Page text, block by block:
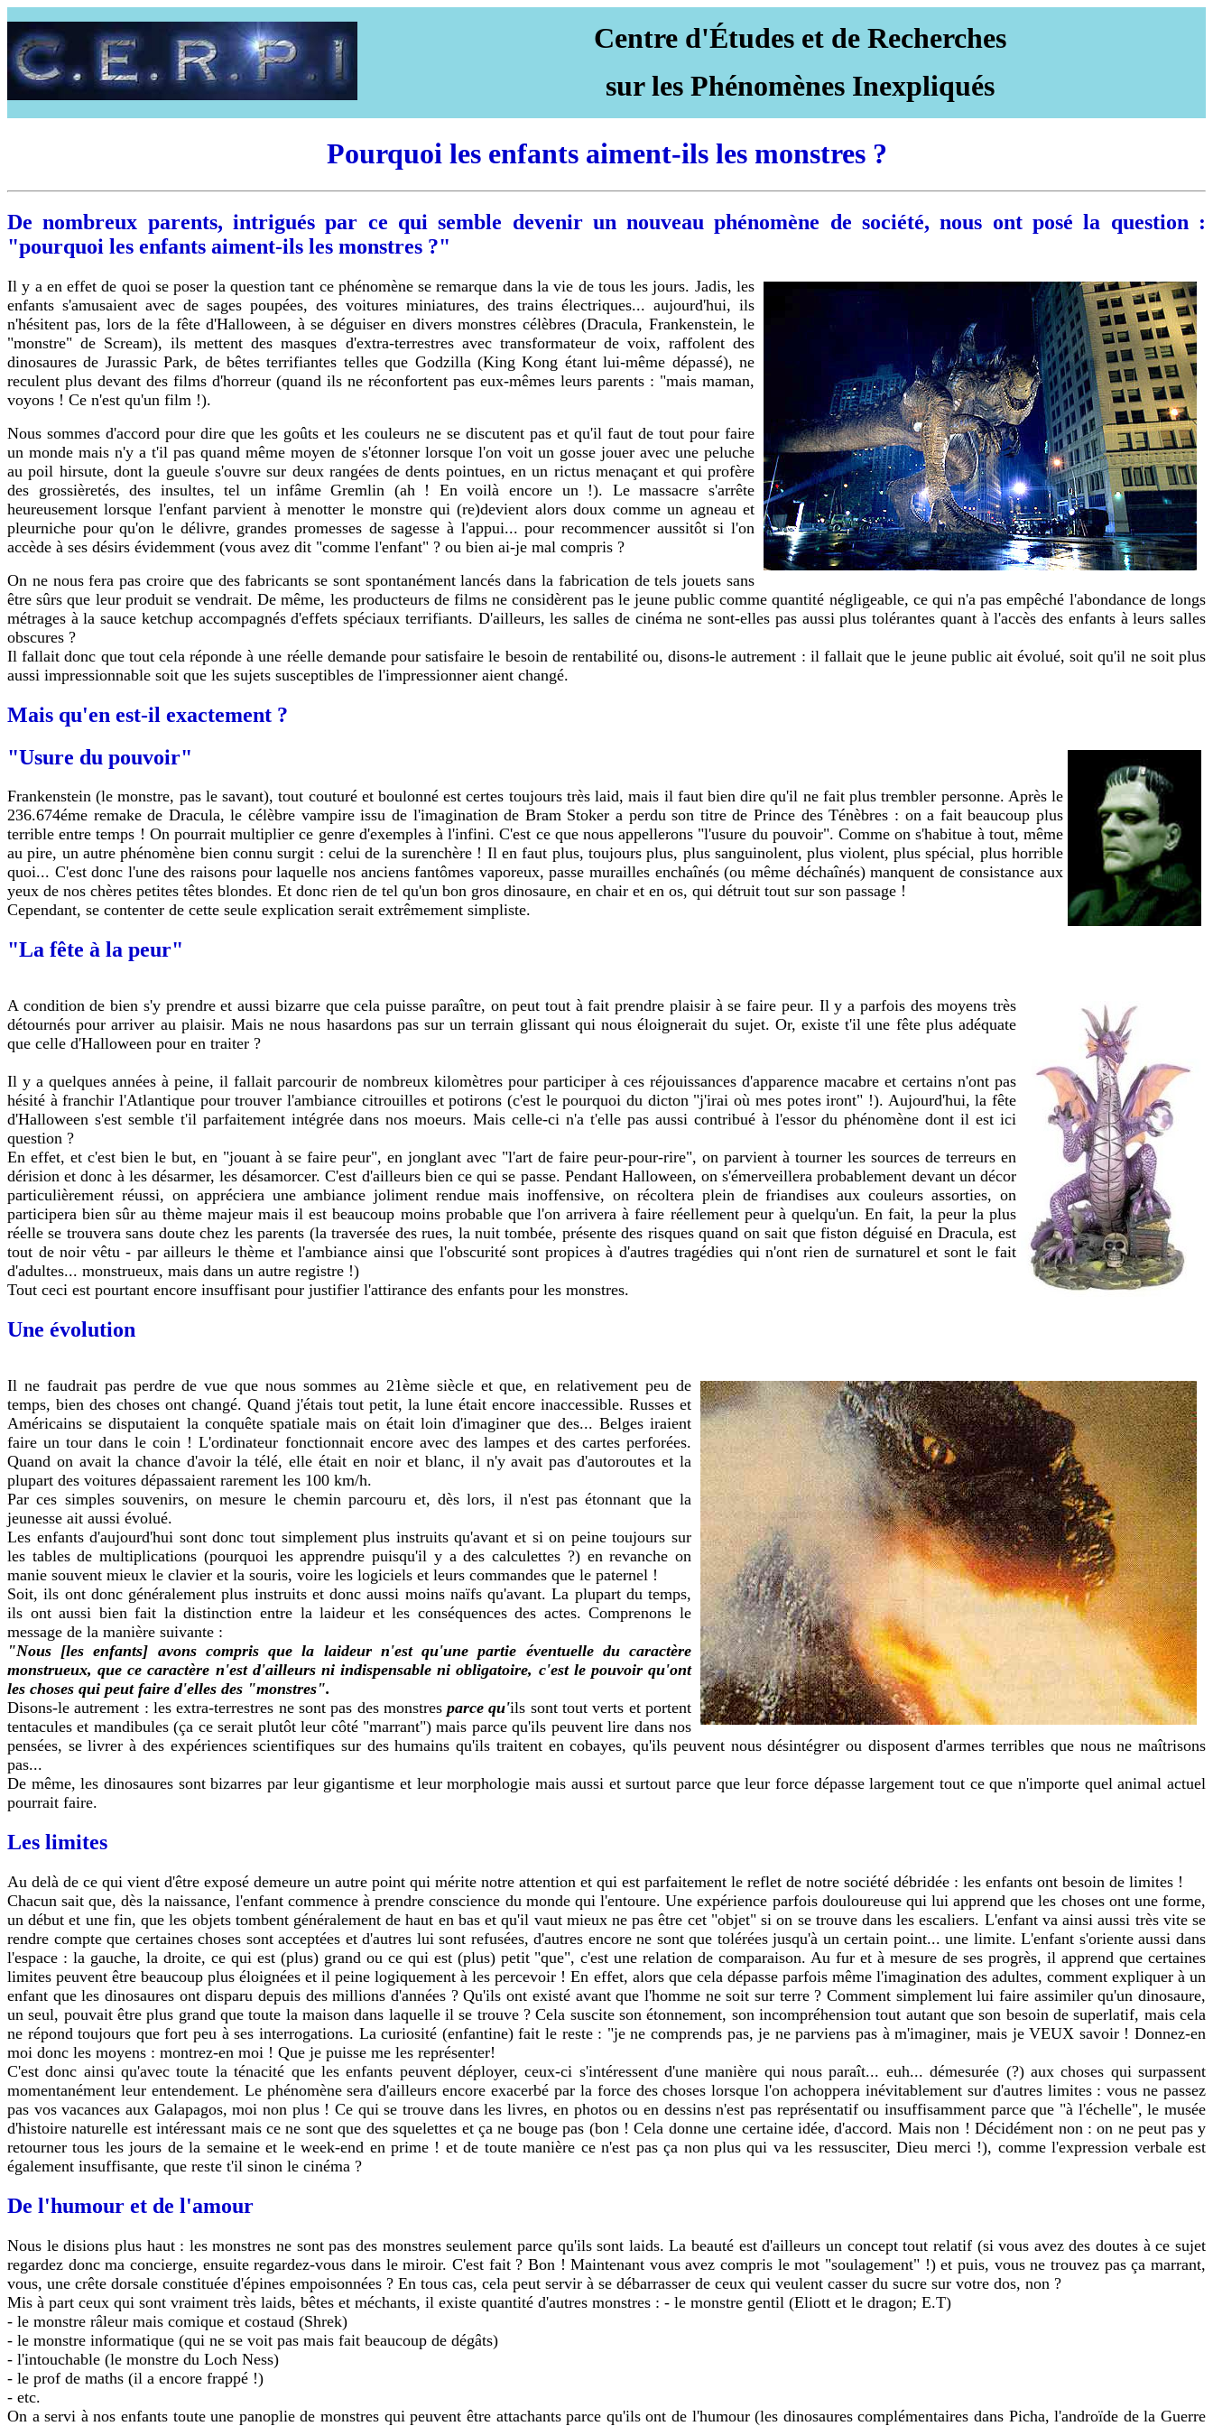
Centre d'Études et de Recherches
sur les Phénomènes Inexpliqués
Pourquoi les enfants aiment-ils les monstres ?
De nombreux parents, intrigués par ce qui semble devenir un nouveau phénomène de société, nous ont posé la question :
"pourquoi les enfants aiment-ils les monstres ?"
Il y a en effet de quoi se poser la question tant ce phénomène se remarque dans la vie de tous les jours. Jadis, les
enfants s'amusaient avec de sages poupées, des voitures miniatures, des trains électriques... aujourd'hui, ils
n'hésitent pas, lors de la fête d'Halloween, à se déguiser en divers monstres célèbres (Dracula, Frankenstein, le
"monstre" de Scream), ils mettent des masques d'extra-terrestres avec transformateur de voix, raffolent des
dinosaures de Jurassic Park, de bêtes terrifiantes telles que Godzilla (King Kong étant lui-même dépassé), ne
reculent plus devant des films d'horreur (quand ils ne réconfortent pas eux-mêmes leurs parents : "mais maman,
voyons ! Ce n'est qu'un film !).
Nous sommes d'accord pour dire que les goûts et les couleurs ne se discutent pas et qu'il faut de tout pour faire
un monde mais n'y a t'il pas quand même moyen de s'étonner lorsque l'on voit un gosse jouer avec une peluche
au poil hirsute, dont la gueule s'ouvre sur deux rangées de dents pointues, en un rictus menaçant et qui profère
des grossièretés, des insultes, tel un infâme Gremlin (ah ! En voilà encore un !). Le massacre s'arrête
heureusement lorsque l'enfant parvient à menotter le monstre qui (re)devient alors doux comme un agneau et
pleurniche pour qu'on le délivre, grandes promesses de sagesse à l'appui... pour recommencer aussitôt si l'on
accède à ses désirs évidemment (vous avez dit "comme l'enfant" ? ou bien ai-je mal compris ?
On ne nous fera pas croire que des fabricants se sont spontanément lancés dans la fabrication de tels jouets sans
être sûrs que leur produit se vendrait. De même, les producteurs de films ne considèrent pas le jeune public comme quantité négligeable, ce qui n'a pas empêché l'abondance de longs
métrages à la sauce ketchup accompagnés d'effets spéciaux terrifiants. D'ailleurs, les salles de cinéma ne sont-elles pas aussi plus tolérantes quant à l'accès des enfants à leurs salles
obscures ?
Il fallait donc que tout cela réponde à une réelle demande pour satisfaire le besoin de rentabilité ou, disons-le autrement : il fallait que le jeune public ait évolué, soit qu'il ne soit plus
aussi impressionnable soit que les sujets susceptibles de l'impressionner aient changé.
Mais qu'en est-il exactement ?
"Usure du pouvoir"
Frankenstein (le monstre, pas le savant), tout couturé et boulonné est certes toujours très laid, mais il faut bien dire qu'il ne fait plus trembler personne. Après le
236.674éme remake de Dracula, le célèbre vampire issu de l'imagination de Bram Stoker a perdu son titre de Prince des Ténèbres : on a fait beaucoup plus
terrible entre temps ! On pourrait multiplier ce genre d'exemples à l'infini. C'est ce que nous appellerons "l'usure du pouvoir". Comme on s'habitue à tout, même
au pire, un autre phénomène bien connu surgit : celui de la surenchère ! Il en faut plus, toujours plus, plus sanguinolent, plus violent, plus spécial, plus horrible
quoi... C'est donc l'une des raisons pour laquelle nos anciens fantômes vaporeux, passe murailles enchaînés (ou même déchaînés) manquent de consistance aux
yeux de nos chères petites têtes blondes. Et donc rien de tel qu'un bon gros dinosaure, en chair et en os, qui détruit tout sur son passage !
Cependant, se contenter de cette seule explication serait extrêmement simpliste.
"La fête à la peur"
A condition de bien s'y prendre et aussi bizarre que cela puisse paraître, on peut tout à fait prendre plaisir à se faire peur. Il y a parfois des moyens très
détournés pour arriver au plaisir. Mais ne nous hasardons pas sur un terrain glissant qui nous éloignerait du sujet. Or, existe t'il une fête plus adéquate
que celle d'Halloween pour en traiter ?
Il y a quelques années à peine, il fallait parcourir de nombreux kilomètres pour participer à ces réjouissances d'apparence macabre et certains n'ont pas
hésité à franchir l'Atlantique pour trouver l'ambiance citrouilles et potirons (c'est le pourquoi du dicton "j'irai où mes potes iront" !). Aujourd'hui, la fête
d'Halloween s'est semble t'il parfaitement intégrée dans nos moeurs. Mais celle-ci n'a t'elle pas aussi contribué à l'essor du phénomène dont il est ici
question ?
En effet, et c'est bien le but, en "jouant à se faire peur", en jonglant avec "l'art de faire peur-pour-rire", on parvient à tourner les sources de terreurs en
dérision et donc à les désarmer, les désamorcer. C'est d'ailleurs bien ce qui se passe. Pendant Halloween, on s'émerveillera probablement devant un décor
particulièrement réussi, on appréciera une ambiance joliment rendue mais inoffensive, on récoltera plein de friandises aux couleurs assorties, on
participera bien sûr au thème majeur mais il est beaucoup moins probable que l'on arrivera à faire réellement peur à quelqu'un. En fait, la peur la plus
réelle se trouvera sans doute chez les parents (la traversée des rues, la nuit tombée, présente des risques quand on sait que fiston déguisé en Dracula, est
tout de noir vêtu - par ailleurs le thème et l'ambiance ainsi que l'obscurité sont propices à d'autres tragédies qui n'ont rien de surnaturel et sont le fait
d'adultes... monstrueux, mais dans un autre registre !)
Tout ceci est pourtant encore insuffisant pour justifier l'attirance des enfants pour les monstres.
Une évolution
Il ne faudrait pas perdre de vue que nous sommes au 21ème siècle et que, en relativement peu de
temps, bien des choses ont changé. Quand j'étais tout petit, la lune était encore inaccessible. Russes et
Américains se disputaient la conquête spatiale mais on était loin d'imaginer que des... Belges iraient
faire un tour dans le coin ! L'ordinateur fonctionnait encore avec des lampes et des cartes perforées.
Quand on avait la chance d'avoir la télé, elle était en noir et blanc, il n'y avait pas d'autoroutes et la
plupart des voitures dépassaient rarement les 100 km/h.
Par ces simples souvenirs, on mesure le chemin parcouru et, dès lors, il n'est pas étonnant que la
jeunesse ait aussi évolué.
Les enfants d'aujourd'hui sont donc tout simplement plus instruits qu'avant et si on peine toujours sur
les tables de multiplications (pourquoi les apprendre puisqu'il y a des calculettes ?) en revanche on
manie souvent mieux le clavier et la souris, voire les logiciels et leurs commandes que le paternel !
Soit, ils ont donc généralement plus instruits et donc aussi moins naïfs qu'avant. La plupart du temps,
ils ont aussi bien fait la distinction entre la laideur et les conséquences des actes. Comprenons le
message de la manière suivante :
"Nous [les enfants] avons compris que la laideur n'est qu'une partie éventuelle du caractère
monstrueux, que ce caractère n'est d'ailleurs ni indispensable ni obligatoire, c'est le pouvoir qu'ont
les choses qui peut faire d'elles des "monstres".
Disons-le autrement : les extra-terrestres ne sont pas des monstresparce qu'ils sont tout verts et portent
tentacules et mandibules (ça ce serait plutôt leur côté "marrant") mais parce qu'ils peuvent lire dans nos
pensées, se livrer à des expériences scientifiques sur des humains qu'ils traitent en cobayes, qu'ils peuvent nous désintégrer ou disposent d'armes terribles que nous ne maîtrisons
pas...
De même, les dinosaures sont bizarres par leur gigantisme et leur morphologie mais aussi et surtout parce que leur force dépasse largement tout ce que n'importe quel animal actuel
pourrait faire.
Les limites
Au delà de ce qui vient d'être exposé demeure un autre point qui mérite notre attention et qui est parfaitement le reflet de notre société débridée : les enfants ont besoin de limites !
Chacun sait que, dès la naissance, l'enfant commence à prendre conscience du monde qui l'entoure. Une expérience parfois douloureuse qui lui apprend que les choses ont une forme,
un début et une fin, que les objets tombent généralement de haut en bas et qu'il vaut mieux ne pas être cet "objet" si on se trouve dans les escaliers. L'enfant va ainsi aussi très vite se
rendre compte que certaines choses sont acceptées et d'autres lui sont refusées, d'autres encore ne sont que tolérées jusqu'à un certain point... une limite. L'enfant s'oriente aussi dans
l'espace : la gauche, la droite, ce qui est (plus) grand ou ce qui est (plus) petit "que", c'est une relation de comparaison. Au fur et à mesure de ses progrès, il apprend que certaines
limites peuvent être beaucoup plus éloignées et il peine logiquement à les percevoir ! En effet, alors que cela dépasse parfois même l'imagination des adultes, comment expliquer à un
enfant que les dinosaures ont disparu depuis des millions d'années ? Qu'ils ont existé avant que l'homme ne soit sur terre ? Comment simplement lui faire assimiler qu'un dinosaure,
un seul, pouvait être plus grand que toute la maison dans laquelle il se trouve ? Cela suscite son étonnement, son incompréhension tout autant que son besoin de superlatif, mais cela
ne répond toujours que fort peu à ses interrogations. La curiosité (enfantine) fait le reste : "je ne comprends pas, je ne parviens pas à m'imaginer, mais je VEUX savoir ! Donnez-en
moi donc les moyens : montrez-en moi ! Que je puisse me les représenter!
C'est donc ainsi qu'avec toute la ténacité que les enfants peuvent déployer, ceux-ci s'intéressent d'une manière qui nous paraît... euh... démesurée (?) aux choses qui surpassent
momentanément leur entendement. Le phénomène sera d'ailleurs encore exacerbé par la force des choses lorsque l'on achoppera inévitablement sur d'autres limites : vous ne passez
pas vos vacances aux Galapagos, moi non plus ! Ce qui se trouve dans les livres, en photos ou en dessins n'est pas représentatif ou insuffisamment parce que "à l'échelle", le musée
d'histoire naturelle est intéressant mais ce ne sont que des squelettes et ça ne bouge pas (bon ! Cela donne une certaine idée, d'accord. Mais non ! Décidément non : on ne peut pas y
retourner tous les jours de la semaine et le week-end en prime ! et de toute manière ce n'est pas ça non plus qui va les ressusciter, Dieu merci !), comme l'expression verbale est
également insuffisante, que reste t'il sinon le cinéma ?
De l'humour et de l'amour
Nous le disions plus haut : les monstres ne sont pas des monstres seulement parce qu'ils sont laids. La beauté est d'ailleurs un concept tout relatif (si vous avez des doutes à ce sujet
regardez donc ma concierge, ensuite regardez-vous dans le miroir. C'est fait ? Bon ! Maintenant vous avez compris le mot "soulagement" !) et puis, vous ne trouvez pas ça marrant,
vous, une crête dorsale constituée d'épines empoisonnées ? En tous cas, cela peut servir à se débarrasser de ceux qui veulent casser du sucre sur votre dos, non ?
Mis à part ceux qui sont vraiment très laids, bêtes et méchants, il existe quantité d'autres monstres : - le monstre gentil (Eliott et le dragon; E.T)
- le monstre râleur mais comique et costaud (Shrek)
- le monstre informatique (qui ne se voit pas mais fait beaucoup de dégâts)
- l'intouchable (le monstre du Loch Ness)
- le prof de maths (il a encore frappé !)
- etc.
On a servi à nos enfants toute une panoplie de monstres qui peuvent être attachants parce qu'ils ont de l'humour (les dinosaures complémentaires dans Picha, l'androïde de la Guerre